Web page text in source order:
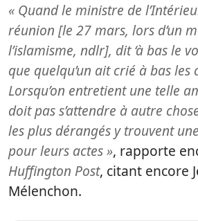
« Quand le ministre de
réunion [le 27 mars, lors d’un
l’islamisme, ndlr], dit ‘à bas le
que quelqu’un ait crié à bas les
Lorsqu’on entretient une telle
doit pas s’attendre à autre
les plus dérangés y trouvent
pour leurs actes », rapporte
Huffington Post, citant encore
Mélenchon.